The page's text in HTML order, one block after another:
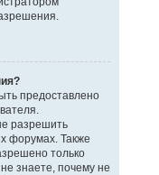
предоставлено
разрешить
форумах. Также
только
знаете, почему не